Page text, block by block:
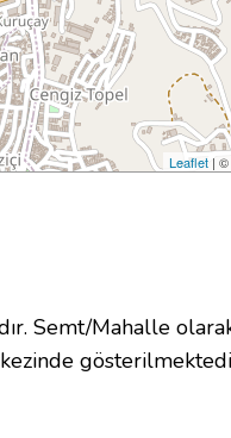
Leaflet |
Semt/Mahalle